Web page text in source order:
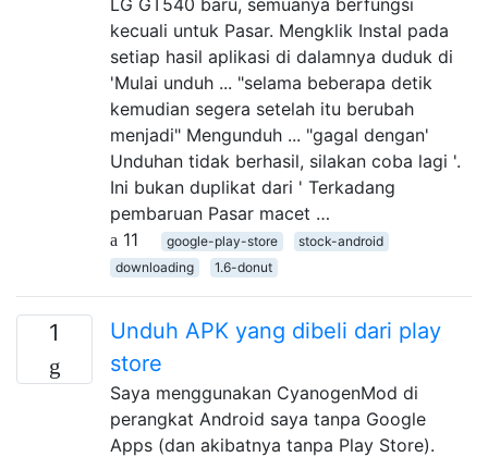
kecuali untuk Pasar. Mengklik Instal pada
setiap hasil aplikasi di dalamnya duduk di
'Mulai unduh ... "selama beberapa detik
kemudian segera setelah itu berubah
menjadi" Mengunduh ... "gagal dengan'
Unduhan tidak berhasil, silakan coba lagi '.
Ini bukan duplikat dari ' Terkadang
pembaruan Pasar macet …
11
google-play-store
stock-android
downloading
1.6-donut
1
Unduh APK yang dibeli dari play
store
Saya menggunakan CyanogenMod di
perangkat Android saya tanpa Google
Apps (dan akibatnya tanpa Play Store).